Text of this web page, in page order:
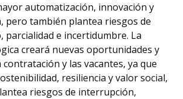
automatización, innovación y
pero también plantea riesgos de
parcialidad e incertidumbre. La
creará nuevas oportunidades y
y las vacantes, ya que
resiliencia y valor social,
riesgos de interrupción,